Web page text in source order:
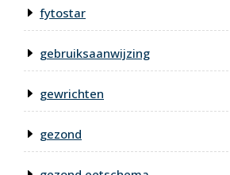
fytostar
gebruiksaanwijzing
gewrichten
gezond